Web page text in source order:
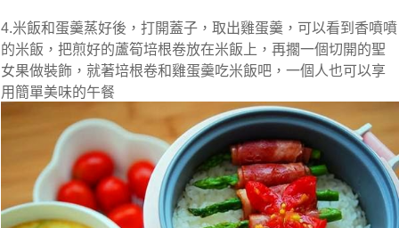
4.米飯和蛋羹蒸好後，打開蓋子，取出雞蛋羹，可以看到香噴噴
的米飯，把煎好的蘆筍培根卷放在米飯上，再擱一個切開的聖
女果做裝飾，就著培根卷和雞蛋羹吃米飯吧，一個人也可以享
用簡單美味的午餐